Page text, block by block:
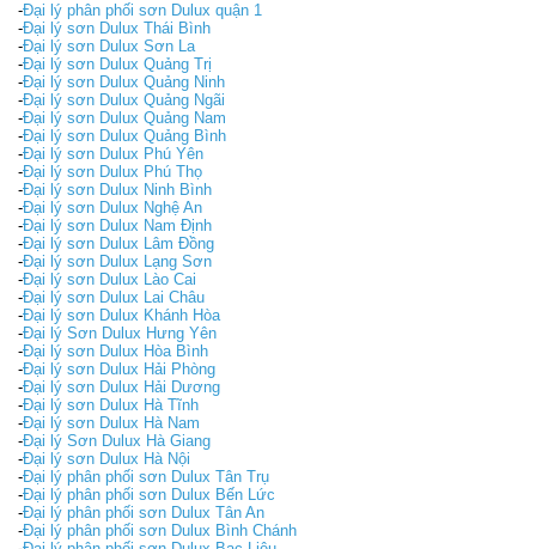
-Đại lý phân phối sơn Dulux quận 1
-Đại lý sơn Dulux Thái Bình
-Đại lý sơn Dulux Sơn La
-Đại lý sơn Dulux Quảng Trị
-Đại lý sơn Dulux Quảng Ninh
-Đại lý sơn Dulux Quảng Ngãi
-Đại lý sơn Dulux Quảng Nam
-Đại lý sơn Dulux Quảng Bình
-Đại lý sơn Dulux Phú Yên
-Đại lý sơn Dulux Phú Thọ
-Đại lý sơn Dulux Ninh Bình
-Đại lý sơn Dulux Nghệ An
-Đại lý sơn Dulux Nam Định
-Đại lý sơn Dulux Lâm Đồng
-Đại lý sơn Dulux Lạng Sơn
-Đại lý sơn Dulux Lào Cai
-Đại lý sơn Dulux Lai Châu
-Đại lý sơn Dulux Khánh Hòa
-Đại lý Sơn Dulux Hưng Yên
-Đại lý sơn Dulux Hòa Bình
-Đại lý sơn Dulux Hải Phòng
-Đại lý sơn Dulux Hải Dương
-Đại lý sơn Dulux Hà Tĩnh
-Đại lý sơn Dulux Hà Nam
-Đại lý Sơn Dulux Hà Giang
-Đại lý sơn Dulux Hà Nội
-Đại lý phân phối sơn Dulux Tân Trụ
-Đại lý phân phối sơn Dulux Bến Lức
-Đại lý phân phối sơn Dulux Tân An
-Đại lý phân phối sơn Dulux Bình Chánh